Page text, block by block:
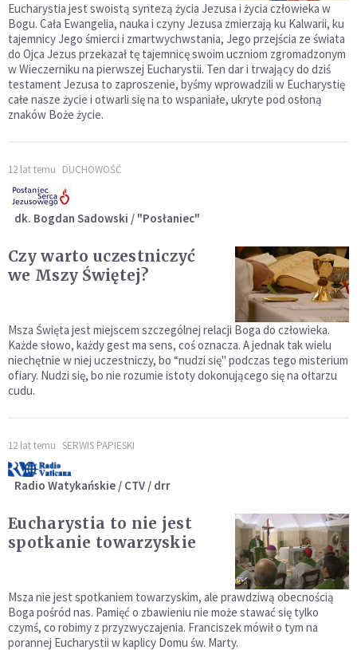
Eucharystia jest swoistą syntezą życia Jezusa i życia człowieka w
Bogu. Cała Ewangelia, nauka i czyny Jezusa zmierzają ku Kalwarii, ku
tajemnicy Jego śmierci i zmartwychwstania, Jego przejścia ze świata
do Ojca Jezus przekazał tę tajemnicę swoim uczniom zgromadzonym
w Wieczerniku na pierwszej Eucharystii. Ten dar i trwający do dziś
testament Jezusa to zaproszenie, byśmy wprowadzili w Eucharystię
całe nasze życie i otwarli się na to wspaniałe, ukryte pod osłoną
znaków Boże życie.
12 lat temu DUCHOWOŚĆ
dk. Bogdan Sadowski / "Posłaniec"
Czy warto uczestniczyć
we Mszy Świętej?
Msza Święta jest miejscem szczególnej relacji Boga do człowieka.
Każde słowo, każdy gest ma sens, coś oznacza. A jednak tak wielu
niechętnie w niej uczestniczy, bo “nudzi się" podczas tego misterium
ofiary. Nudzi się, bo nie rozumie istoty dokonującego się na ołtarzu
cudu.
12 lat temu SERWIS PAPIESKI
Radio Watykańskie / CTV / drr
Eucharystia to nie jest
spotkanie towarzyskie
Msza nie jest spotkaniem towarzyskim, ale prawdziwą obecnością
Boga pośród nas. Pamięć o zbawieniu nie może stawać się tylko
czymś, co robimy z przyzwyczajenia. Franciszek mówił o tym na
porannej Eucharystii w kaplicy Domu św. Marty.